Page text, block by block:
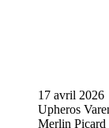
17 avril 2026
Upheros
Merlin Picard